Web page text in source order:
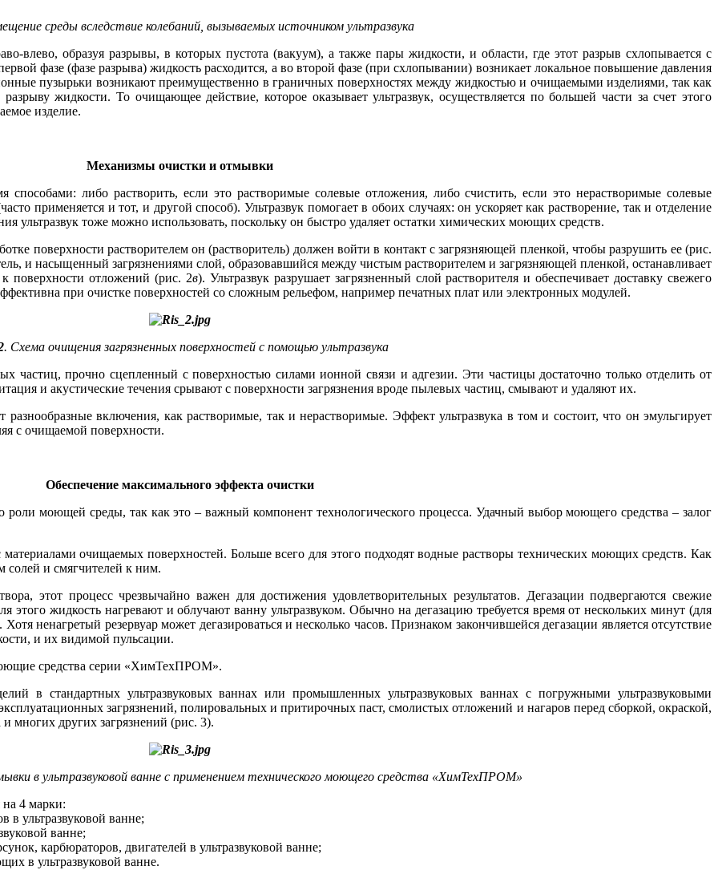
среды вследствие колебаний, вызываемых источником ультразвука
образуя разрывы, в которых пустота (вакуум), а также пары жидкости, и области, где этот разрыв схлопывается с
фа­зе (фа­зе разрыва) жидкость расходится, а во второй фа­зе (при схлопывании) возникает локальное повышение давления
пузырьки возникают преимущественно в граничных поверхностях между жидкостью и очищаемыми изделиями, так как
жидкости. То очищающее действие, которое оказывает ультразвук, осуществляется по большей части за счет этого
изделие.
Механизмы очистки и отмывки
способами: ли­бо растворить, если это растворимые солевые отложения, либо счистить, если это нерастворимые солевые
применяется и тот, и другой способ). Ультразвук помогает в обоих случаях: он ускоряет как растворение, так и отделение
ультразвук то­же можно использовать, поскольку он быстро удаляет остатки химических моющих средств.
поверхности растворителем он (растворитель) должен войти в контакт с загрязняющей пленкой, чтобы разрушить ее (рис.
и насыщенный загрязнениями слой, образовавшийся между чистым растворителем и загрязняющей пленкой, останавливает
поверхности отложений (рис. 2в). Ультразвук разрушает загрязненный слой растворителя и обеспечивает доставку свежего
при очистке поверхностей со сложным рельефом, например печатных плат или электронных модулей.
. Схема очищения загрязненных поверхностей с помощью ультразвука
частиц, прочно сцепленный с поверхностью силами ионной связи и адгезии. Эти частицы достаточно только отделить от
и акустические течения срывают с поверхности загрязнения вроде пылевых частиц, смывают и удаляют их.
включения, как растворимые, так и нерастворимые. Эффект ультразвука в том и состоит, что он эмульгирует
с очищаемой поверхности.
Обеспечение максимального эффекта очистки
ро­ли моющей среды, так как это – важный компонент технологического процесса. Удачный выбор моющего средства – залог
очищаемых поверхностей. Больше всего для этого подходят водные растворы технических моющих средств. Как
солей и смягчителей к ним.
этот процесс чрезвычайно важен для достижения удовлетворительных результатов. Дегазации подвергаются свежие
жидкость нагревают и облучают ванну ультразвуком. Обычно на дегазацию требуется время от нескольких минут (для
ненагретый резервуар может дегазироваться и несколько часов. Признаком закончившейся дегазации является отсутствие
и их видимой пульсации.
средства серии «ХимТехПРОМ».
в стандартных ультразвуковых ваннах или промышленных ультразвуковых ваннах с погружными ультразвуковыми
загрязнений, полировальных и притирочных паст, смолистых отложений и нагаров перед сборкой, окраской,
многих других загрязнений (рис. 3).
в ультразвуковой ванне с применением технического моющего средства «ХимТехПРОМ»
4 марки:
ультразвуковой ванне;
ванне;
карбюраторов, двигателей в ультразвуковой ванне;
в ультразвуковой ванне.